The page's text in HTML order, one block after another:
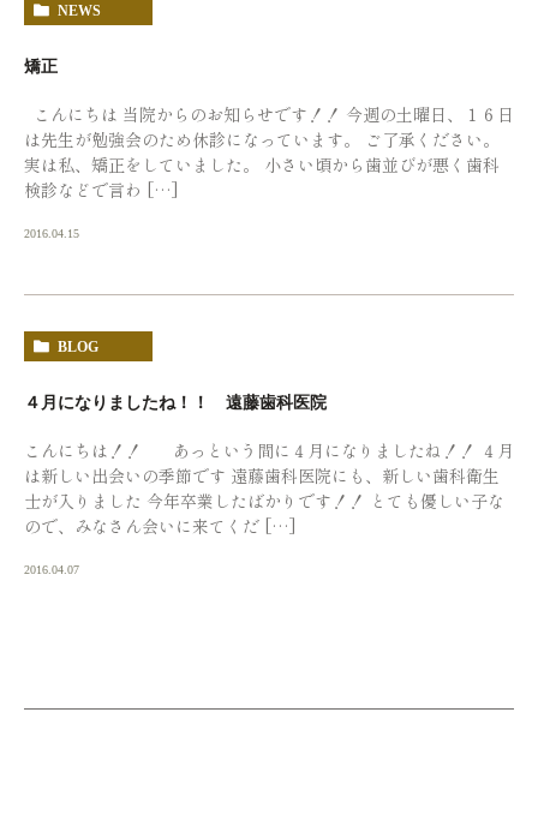
NEWS
矯正
こんにちは 当院からのお知らせです！！ 今週の土曜日、１６日
は先生が勉強会のため休診になっています。 ご了承ください。
実は私、矯正をしていました。 小さい頃から歯並びが悪く歯科
検診などで言わ […]
2016.04.15
BLOG
４月になりましたね！！ 遠藤歯科医院
こんにちは！！ あっという間に４月になりましたね！！ ４月
は新しい出会いの季節です 遠藤歯科医院にも、新しい歯科衛生
士が入りました 今年卒業したばかりです！！ とても優しい子な
ので、みなさん会いに来てくだ […]
2016.04.07